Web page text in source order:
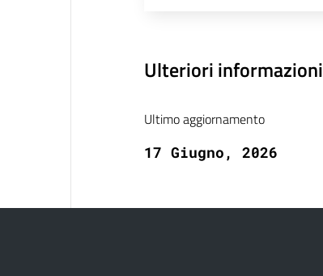
Ulteriori informazioni
Ultimo aggiornamento
17 Giugno, 2026